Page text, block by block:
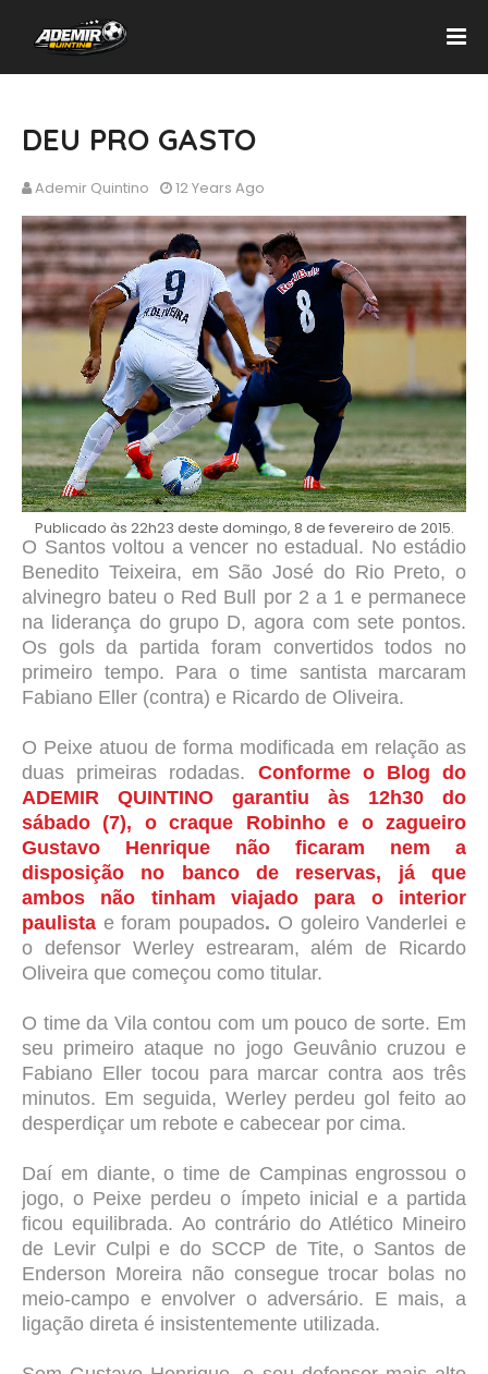
DEU PRO GASTO
Ademir Quintino 12 Years Ago
Publicado às 22h23 deste domingo, 8 de fevereiro de 2015.
O Santos voltou a vencer no estadual. No estádio
Benedito Teixeira, em São José do Rio Preto, o
alvinegro bateu o Red Bull por 2 a 1 e permanece
na liderança do grupo D, agora com sete pontos.
Os gols da partida foram convertidos todos no
primeiro tempo. Para o time santista marcaram
Fabiano Eller (contra) e Ricardo de Oliveira.
O Peixe atuou de forma modificada em relação as
duas primeiras rodadas.
Conforme o Blog do
ADEMIR QUINTINO garantiu às 12h30 do
sábado (7), o craque Robinho e o zagueiro
Gustavo Henrique não ficaram nem a
disposição no banco de reservas, já que
ambos não tinham viajado para o interior
paulista e foram poupados. O goleiro Vanderlei e
o defensor Werley estrearam, além de Ricardo
Oliveira que começou como titular.
O time da Vila contou com um pouco de sorte. Em
seu primeiro ataque no jogo Geuvânio cruzou e
Fabiano Eller tocou para marcar contra aos três
minutos. Em seguida, Werley perdeu gol feito ao
desperdiçar um rebote e cabecear por cima.
Daí em diante, o time de Campinas engrossou o
jogo, o Peixe perdeu o ímpeto inicial e a partida
ficou equilibrada. Ao contrário do Atlético Mineiro
de Levir Culpi e do SCCP de Tite, o Santos de
Enderson Moreira não consegue trocar bolas no
meio-campo e envolver o adversário. E mais, a
ligação direta é insistentemente utilizada.